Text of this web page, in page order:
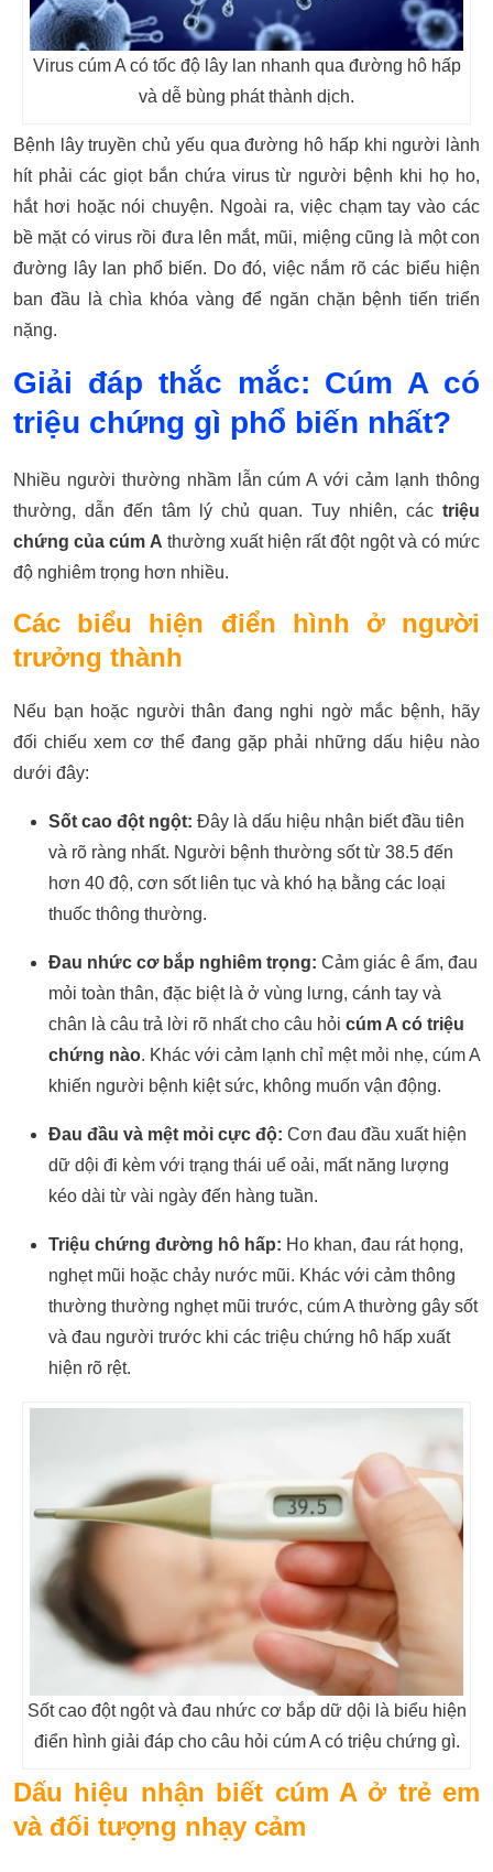
Virus cúm A có tốc độ lây lan nhanh qua đường hô hấp
và dễ bùng phát thành dịch.
Bệnh lây truyền chủ yếu qua đường hô hấp khi người lành
hít phải các giọt bắn chứa virus từ người bệnh khi họ ho,
hắt hơi hoặc nói chuyện. Ngoài ra, việc chạm tay vào các
bề mặt có virus rồi đưa lên mắt, mũi, miệng cũng là một con
đường lây lan phổ biến. Do đó, việc nắm rõ các biểu hiện
ban đầu là chìa khóa vàng để ngăn chặn bệnh tiến triển
nặng.
Giải đáp thắc mắc: Cúm A có
triệu chứng gì phổ biến nhất?
Nhiều người thường nhầm lẫn cúm A với cảm lạnh thông
thường, dẫn đến tâm lý chủ quan. Tuy nhiên, các triệu
chứng của cúm A thường xuất hiện rất đột ngột và có mức
độ nghiêm trọng hơn nhiều.
Các biểu hiện điển hình ở người
trưởng thành
Nếu bạn hoặc người thân đang nghi ngờ mắc bệnh, hãy
đối chiếu xem cơ thể đang gặp phải những dấu hiệu nào
dưới đây:
Sốt cao đột ngột: Đây là dấu hiệu nhận biết đầu tiên
và rõ ràng nhất. Người bệnh thường sốt từ 38.5 đến
hơn 40 độ, cơn sốt liên tục và khó hạ bằng các loại
thuốc thông thường.
Đau nhức cơ bắp nghiêm trọng: Cảm giác ê ẩm, đau
mỏi toàn thân, đặc biệt là ở vùng lưng, cánh tay và
chân là câu trả lời rõ nhất cho câu hỏi cúm A có triệu
chứng nào. Khác với cảm lạnh chỉ mệt mỏi nhẹ, cúm A
khiến người bệnh kiệt sức, không muốn vận động.
Đau đầu và mệt mỏi cực độ: Cơn đau đầu xuất hiện
dữ dội đi kèm với trạng thái uể oải, mất năng lượng
kéo dài từ vài ngày đến hàng tuần.
Triệu chứng đường hô hấp: Ho khan, đau rát họng,
nghẹt mũi hoặc chảy nước mũi. Khác với cảm thông
thường thường nghẹt mũi trước, cúm A thường gây sốt
và đau người trước khi các triệu chứng hô hấp xuất
hiện rõ rệt.
Sốt cao đột ngột và đau nhức cơ bắp dữ dội là biểu hiện
điển hình giải đáp cho câu hỏi cúm A có triệu chứng gì.
Dấu hiệu nhận biết cúm A ở trẻ em
và đối tượng nhạy cảm